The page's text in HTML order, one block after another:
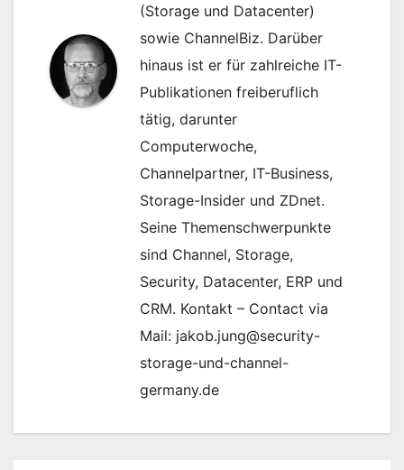
(Storage und Datacenter)
sowie ChannelBiz. Darüber
hinaus ist er für zahlreiche IT-
Publikationen freiberuflich
tätig, darunter
Computerwoche,
Channelpartner, IT-Business,
Storage-Insider und ZDnet.
Seine Themenschwerpunkte
sind Channel, Storage,
Security, Datacenter, ERP und
CRM. Kontakt – Contact via
Mail: jakob.jung@security-
storage-und-channel-
germany.de